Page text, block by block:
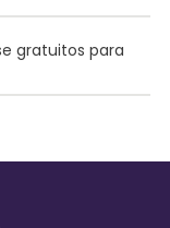
gratuitos para